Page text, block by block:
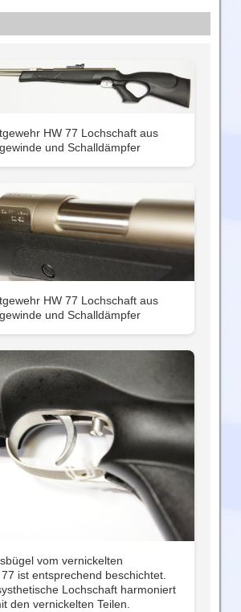
HW 77 Lochschaft aus
und Schalldämpfer
HW 77 Lochschaft aus
und Schalldämpfer
vom vernickelten
ist entsprechend beschichtet.
Lochschaft harmoniert
den vernickelten Teilen.